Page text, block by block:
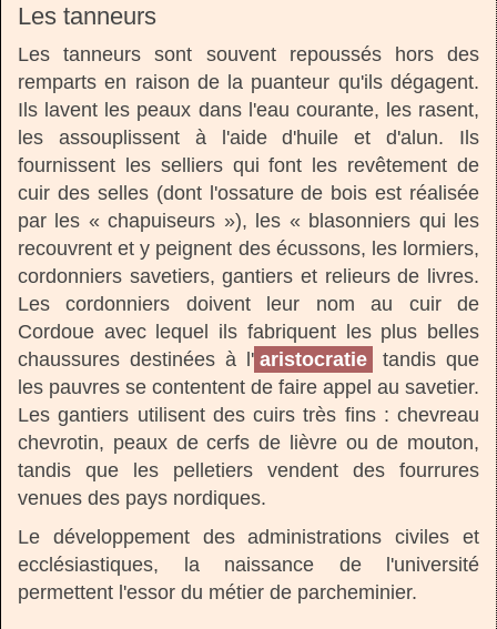
Les tanneurs
Les tanneurs sont souvent repoussés hors des
remparts en raison de la puanteur qu'ils dégagent.
Ils lavent les peaux dans l'eau courante, les rasent,
les assouplissent à l'aide d'huile et d'alun. Ils
fournissent les selliers qui font les revêtement de
cuir des selles (dont l'ossature de bois est réalisée
par les « chapuiseurs »), les « blasonniers qui les
recouvrent et y peignent des écussons, les lormiers,
cordonniers savetiers, gantiers et relieurs de livres.
Les cordonniers doivent leur nom au cuir de
Cordoue avec lequel ils fabriquent les plus belles
chaussures destinées à l' aristocratie
tandis que
les pauvres se contentent de faire appel au savetier.
Les gantiers utilisent des cuirs très fins : chevreau
chevrotin, peaux de cerfs de lièvre ou de mouton,
tandis que les pelletiers vendent des fourrures
venues des pays nordiques.
Le développement des administrations civiles et
ecclésiastiques, la naissance de l'université
permettent l'essor du métier de parcheminier.